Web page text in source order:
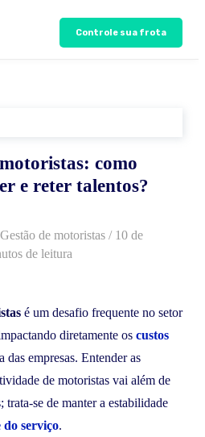
Controle sua frota
como
e reter talentos?
Gestão de motoristas / 10 de
de leitura
é um desafio frequente no setor
diretamente os custos
das empresas. Entender as
de motoristas vai além de
trata-se de manter a estabilidade
serviço.